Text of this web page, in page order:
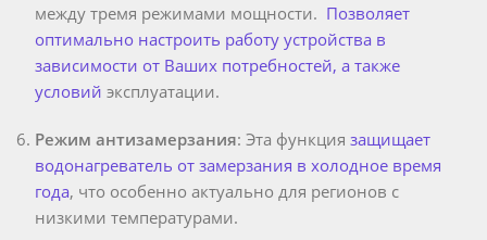
между тремя режимами мощности. Позволяет
оптимально настроить работу устройства в
зависимости от Ваших потребностей, а также
условий эксплуатации.
Режим антизамерзания: Эта функция защищает
водонагреватель от замерзания в холодное время
года, что особенно актуально для регионов с
низкими температурами.